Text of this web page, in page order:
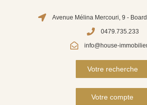
Avenue Mélina Mercouri, 9 -
0479.735.233
info@house-
Votre recherche
Votre compte